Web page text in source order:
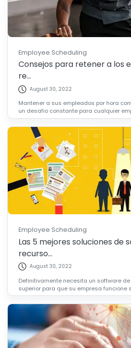
Employee Scheduling
Consejos para retener a los
re...
August 30, 2022
Mantener a sus empleados por hora
un desafio constante para cualquier
Employee Scheduling
Las 5 mejores soluciones de
recurso...
August 30, 2022
Definitivamente necesita un software
superior para que su empresa funcione